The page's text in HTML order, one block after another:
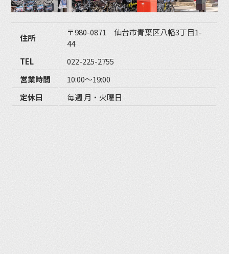
住所
〒980-0871 仙台市青葉区八幡3丁目1-
44
TEL
022-225-2755
営業時間
10:00〜19:00
定休日
毎週 月・火曜日